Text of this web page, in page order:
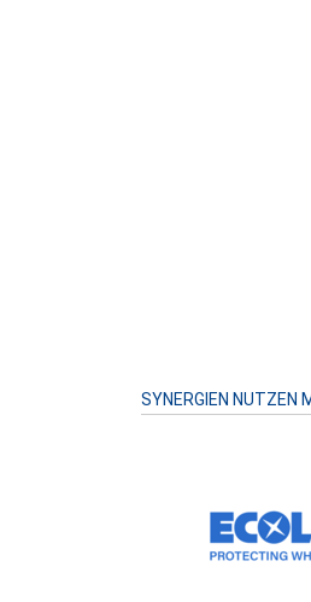
SYNERGIEN NUTZEN